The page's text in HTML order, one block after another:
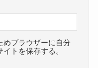
めブラウザーに自分
トを保存する。